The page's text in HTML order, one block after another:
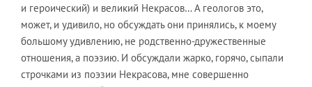
и героический) и великий Некрасов… А геологов это,
может, и удивило, но обсуждать они принялись, к моему
большому удивлению, не родственно-дружественные
отношения, а поэзию. И обсуждали жарко, горячо, сыпали
строчками из поэзии Некрасова, мне совершенно